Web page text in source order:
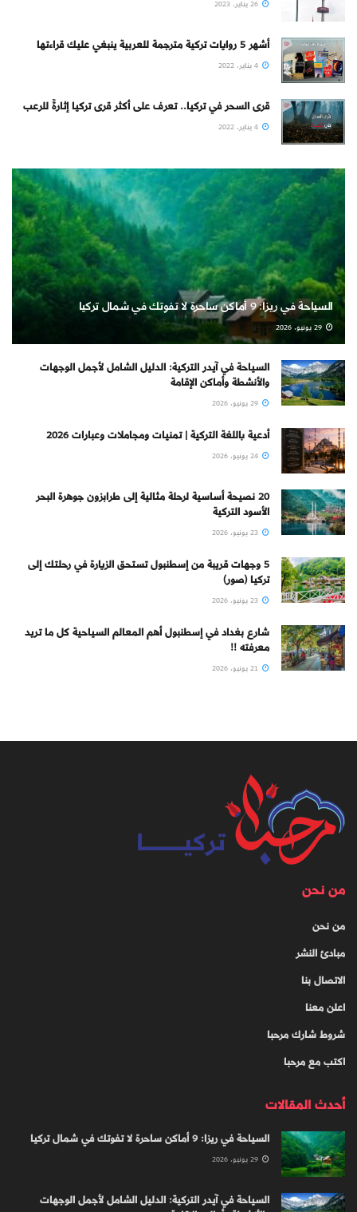
أشهر 5 روايات تركية مترجمة للعربية ينبغي عليك قراءتها
قرى السحر في تركيا.. تعرف على أكثر قرى تركيا إثارةً للرعب
السياحة في ريزا: 9 أماكن ساحرة لا تفوتك في شمال تركيا
السياحة في آيدر التركية: الدليل الشامل لأجمل الوجهات
والأنشطة وأماكن الإقامة
أدعية باللغة التركية | تمنيات ومجاملات وعبارات 2026
20 نصيحة أساسية لرحلة مثالية إلى طرابزون جوهرة البحر
الأسود التركية
5 وجهات قريبة من إسطنبول تستحق الزيارة في رحلتك إلى
تركيا (صور)
شارع بغداد في إسطنبول أهم المعالم السياحية كل ما تريد
معرفته !!
من نحن
من نحن
مبادئ النشر
الاتصال بنا
اعلن معنا
شروط شارك مرحبا
اكتب مع مرحبا
أحدث المقالات
السياحة في ريزا: 9 أماكن ساحرة لا تفوتك في شمال تركيا
السياحة في آيدر التركية: الدليل الشامل لأجمل الوجهات